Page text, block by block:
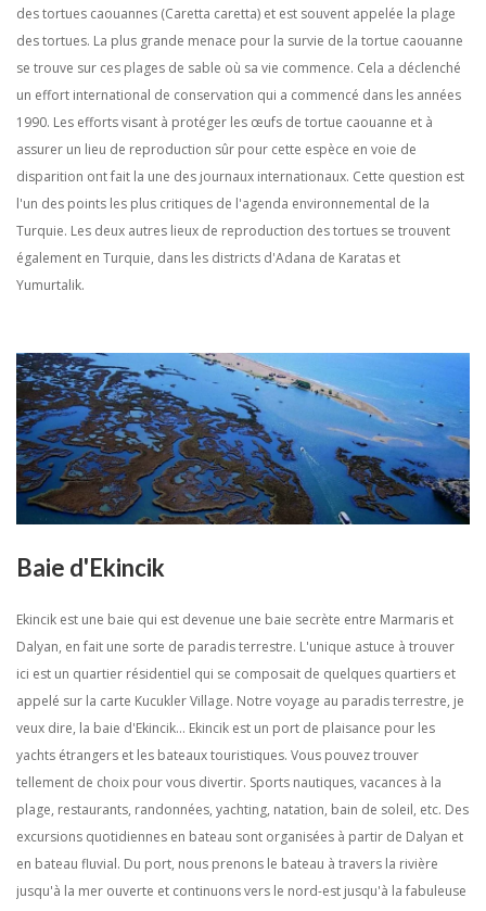
des tortues caouannes (Caretta caretta) et est souvent appelée la plage
des tortues. La plus grande menace pour la survie de la tortue caouanne
se trouve sur ces plages de sable où sa vie commence. Cela a déclenché
un effort international de conservation qui a commencé dans les années
1990. Les efforts visant à protéger les œufs de tortue caouanne et à
assurer un lieu de reproduction sûr pour cette espèce en voie de
disparition ont fait la une des journaux internationaux. Cette question est
l'un des points les plus critiques de l'agenda environnemental de la
Turquie. Les deux autres lieux de reproduction des tortues se trouvent
également en Turquie, dans les districts d'Adana de Karatas et
Yumurtalik.
Baie d'Ekincik
Ekincik est une baie qui est devenue une baie secrète entre Marmaris et
Dalyan, en fait une sorte de paradis terrestre. L'unique astuce à trouver
ici est un quartier résidentiel qui se composait de quelques quartiers et
appelé sur la carte Kucukler Village. Notre voyage au paradis terrestre, je
veux dire, la baie d'Ekincik... Ekincik est un port de plaisance pour les
yachts étrangers et les bateaux touristiques. Vous pouvez trouver
tellement de choix pour vous divertir. Sports nautiques, vacances à la
plage, restaurants, randonnées, yachting, natation, bain de soleil, etc. Des
excursions quotidiennes en bateau sont organisées à partir de Dalyan et
en bateau fluvial. Du port, nous prenons le bateau à travers la rivière
jusqu'à la mer ouverte et continuons vers le nord-est jusqu'à la fabuleuse